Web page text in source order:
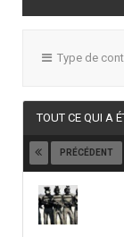
Type de
TOUT CE QUI A
PRÉCÉDENT